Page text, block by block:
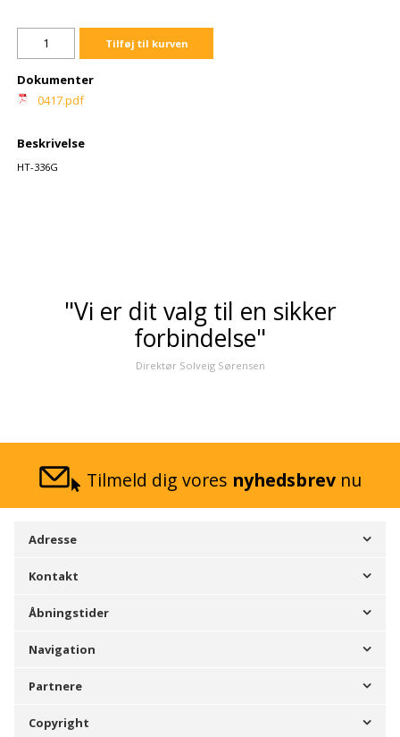
Tilføj til kurven
Dokumenter
0417.pdf
Beskrivelse
HT-336G
"Vi er dit valg til en sikker
forbindelse"
Direktør Solveig Sørensen
Tilmeld dig vores nyhedsbrev nu
Adresse
Kontakt
Åbningstider
Navigation
Partnere
Copyright